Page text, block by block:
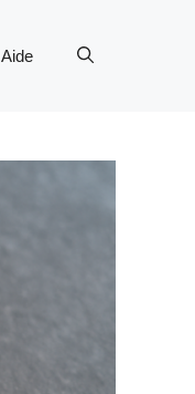
Aide